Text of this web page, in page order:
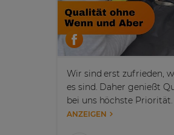
Wir sind erst zufrieden,
es sind. Daher genießt
bei uns höchste Priorität.
ANZEIGEN